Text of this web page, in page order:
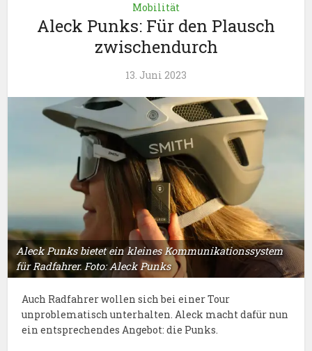
Mobilität
Aleck Punks: Für den Plausch
zwischendurch
13. Juni 2023
Aleck Punks bietet ein kleines Kommunikationssystem
für Radfahrer. Foto: Aleck Punks
Auch Radfahrer wollen sich bei einer Tour
unproblematisch unterhalten. Aleck macht dafür nun
ein entsprechendes Angebot: die Punks.